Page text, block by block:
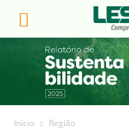
Início Região